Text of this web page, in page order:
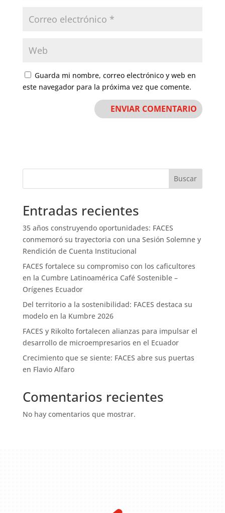
Guarda mi nombre, correo electrónico y web en
este navegador para la próxima vez que comente.
Buscar
Entradas recientes
35 años construyendo oportunidades: FACES
conmemoró su trayectoria con una Sesión Solemne y
Rendición de Cuenta Institucional
FACES fortalece su compromiso con los caficultores
en la Cumbre Latinoamérica Café Sostenible –
Orígenes Ecuador
Del territorio a la sostenibilidad: FACES destaca su
modelo en la Kumbre 2026
FACES y Rikolto fortalecen alianzas para impulsar el
desarrollo de microempresarios en el Ecuador
Crecimiento que se siente: FACES abre sus puertas
en Flavio Alfaro
Comentarios recientes
No hay comentarios que mostrar.